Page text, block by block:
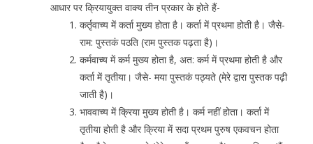
आधार पर क्रियायुक्त वाक्य तीन प्रकार के होते हैं-
कर्तृवाच्य में कर्ता मुख्य होता है। कर्ता में प्रथमा होती है। जैसे-
राम: पुस्तकं पठति (राम पुस्तक पढ़ता है)।
कर्मवाच्य में कर्म मुख्य होता है, अत: कर्म में प्रथमा होती है और
कर्ता में तृतीया। जैसे- मया पुस्तकं पठ्यते (मेरे द्वारा पुस्तक पढ़ी
जाती है)।
भाववाच्य में क्रिया मुख्य होती है। कर्म नहीं होता। कर्ता में
तृतीया होती है और क्रिया में सदा प्रथम पुरुष एकवचन होता